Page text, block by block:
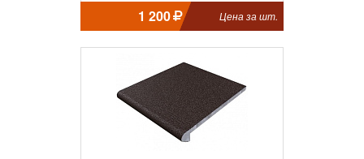
1 200 Цена за шт.